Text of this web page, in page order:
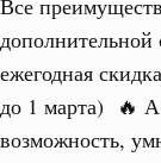
Все
ежегодная
до 1 марта) 🔥 А
возможность,